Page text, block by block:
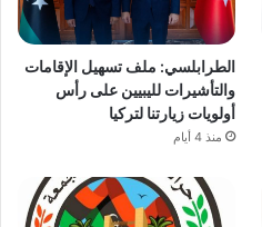
الطرابلسي: ملف تسهيل الإقامات
والتأشيرات لليبيين على رأس
أولويات زيارتنا لتركيا
منذ 4 أيام